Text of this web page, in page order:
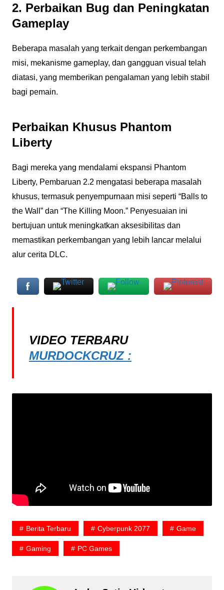
2. Perbaikan Bug dan Peningkatan
Gameplay
Beberapa masalah yang terkait dengan perkembangan
misi, mekanisme gameplay, dan gangguan visual telah
diatasi, yang memberikan pengalaman yang lebih stabil
bagi pemain.
Perbaikan Khusus Phantom
Liberty
Bagi mereka yang mendalami ekspansi Phantom
Liberty, Pembaruan 2.2 mengatasi beberapa masalah
khusus, termasuk penyempurnaan misi seperti “Balls to
the Wall” dan “The Killing Moon.” Penyesuaian ini
bertujuan untuk meningkatkan aksesibilitas dan
memastikan perkembangan yang lebih lancar melalui
alur cerita DLC.
VIDEO TERBARU
MURDOCKCRUZ :
Berita Terbaru Cyberpunk 2077 Game
Gaming PC Games